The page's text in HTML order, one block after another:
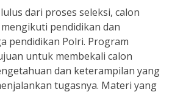
dari proses seleksi, calon
pendidikan dan
pendidikan Polri. Program
untuk membekali calon
dan keterampilan yang
tugasnya. Materi yang